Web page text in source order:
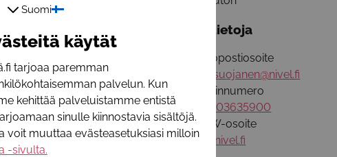
Lisätietoja
Sähköpostiosoite
eeva.suojanen@nivel.fi
Puhelinnumero
+358503635900
WWW-osoite
www.nivel.fi
Suomi
käytät
tarjoaa paremman
palvelun. Kun
kehittää palveluistamme entistä
sinulle kiinnostavia sisältöjä.
voit muuttaa evästeasetuksiasi milloin
-sivulta.